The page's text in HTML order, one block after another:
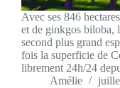
Avec ses 846
et de ginkgos biloba,
second plus grand
fois la superficie de
librement 24h/24
Amélie